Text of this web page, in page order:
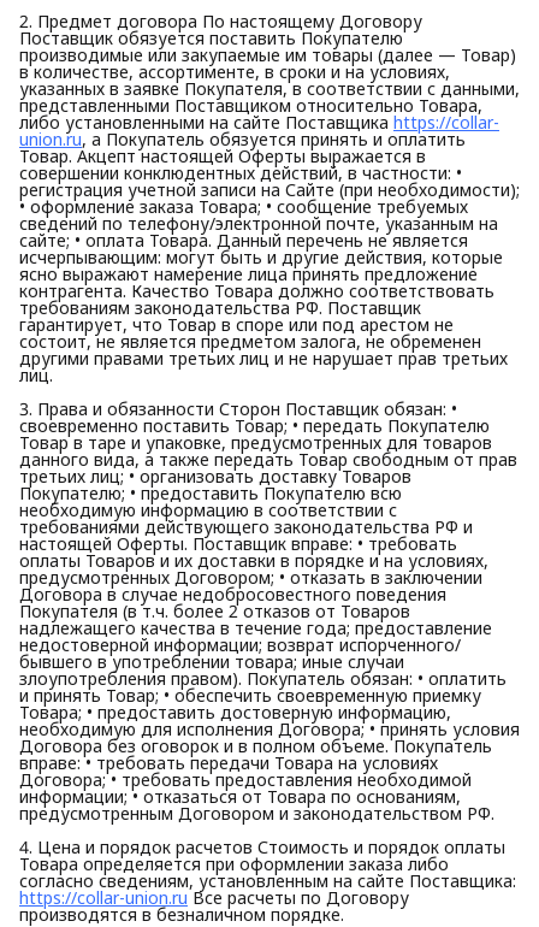
2. Предмет договора По настоящему Договору
Поставщик обязуется поставить Покупателю
производимые или закупаемые им товары (далее — Товар)
в количестве, ассортименте, в сроки и на условиях,
указанных в заявке Покупателя, в соответствии с данными,
представленными Поставщиком относительно Товара,
либо установленными на сайте Поставщика https://collar-
union.ru, а Покупатель обязуется принять и оплатить
Товар. Акцепт настоящей Оферты выражается в
совершении конклюдентных действий, в частности: •
регистрация учетной записи на Сайте (при необходимости);
• оформление заказа Товара; • сообщение требуемых
сведений по телефону/электронной почте, указанным на
сайте; • оплата Товара. Данный перечень не является
исчерпывающим: могут быть и другие действия, которые
ясно выражают намерение лица принять предложение
контрагента. Качество Товара должно соответствовать
требованиям законодательства РФ. Поставщик
гарантирует, что Товар в споре или под арестом не
состоит, не является предметом залога, не обременен
другими правами третьих лиц и не нарушает прав третьих
лиц.
3. Права и обязанности Сторон Поставщик обязан: •
своевременно поставить Товар; • передать Покупателю
Товар в таре и упаковке, предусмотренных для товаров
данного вида, а также передать Товар свободным от прав
третьих лиц; • организовать доставку Товаров
Покупателю; • предоставить Покупателю всю
необходимую информацию в соответствии с
требованиями действующего законодательства РФ и
настоящей Оферты. Поставщик вправе: • требовать
оплаты Товаров и их доставки в порядке и на условиях,
предусмотренных Договором; • отказать в заключении
Договора в случае недобросовестного поведения
Покупателя (в т.ч. более 2 отказов от Товаров
надлежащего качества в течение года; предоставление
недостоверной информации; возврат испорченного/
бывшего в употреблении товара; иные случаи
злоупотребления правом). Покупатель обязан: • оплатить
и принять Товар; • обеспечить своевременную приемку
Товара; • предоставить достоверную информацию,
необходимую для исполнения Договора; • принять условия
Договора без оговорок и в полном объеме. Покупатель
вправе: • требовать передачи Товара на условиях
Договора; • требовать предоставления необходимой
информации; • отказаться от Товара по основаниям,
предусмотренным Договором и законодательством РФ.
4. Цена и порядок расчетов Стоимость и порядок оплаты
Товара определяется при оформлении заказа либо
согласно сведениям, установленным на сайте Поставщика:
https://collar-union.ruВсе расчеты по Договору
производятся в безналичном порядке.